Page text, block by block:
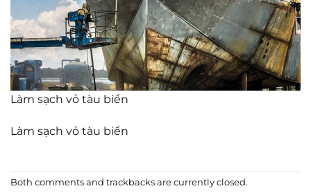
Làm sạch vỏ tàu biển
Làm sạch vỏ tàu biển
Both comments and trackbacks are currently closed.